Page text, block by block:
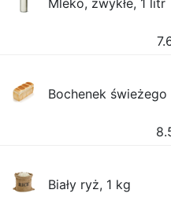
Mleko, zwykłe, 1 litr
Bochenek
Biały ryż, 1 kg